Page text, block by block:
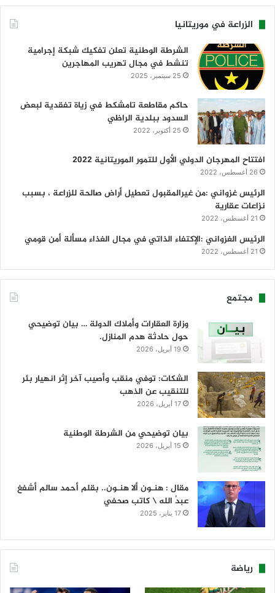
الزراعة في موريتانيا
الشرطة الوطنية تعلن تفكيك شبكة إجرامية
تنشط في مجال تهريب المهاجرين
25 سبتمبر، 2025
حاكم مقاطعة تامشكط في زياة تفقدية لبعض
السدود ببلدية الراظي
25 أكتوبر، 2022
افتتاح المهرجان الدولي الأول للتمور الموريتانية 2022
26 أغسطس، 2022
الرئيس غزواني :من غيرالمقبول تعطيل أراض صالحة للزراعة ، بسبب
نزاعات عقارية
21 أغسطس، 2022
الرئيس الغزواني :الإكتفاء الذاتي في مجال الغذاء مسألة أمن قومي
21 أغسطس، 2022
مجتمع
وزارة العقارات وأملاك الدولة … بيان توضيحي
حول حادثة هدم المنازل.
19 أبريل، 2026
الشكات: توفي منقب وأصيب آخر إثر انهيار بئر
للتنقيب عن الذهب
17 أبريل، 2026
بيان توضيحي من الشرطة الوطنية
15 أبريل، 2026
مقال : هنـون ألا هنـون.. بقلم أحمد سالم أشفغ
عبدُ الله \ كاتب صحفي
17 يناير، 2025
رياضة